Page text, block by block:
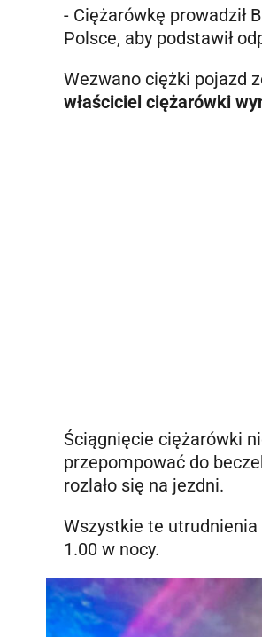
- Ciężarówkę prowadził
Polsce, aby podstawił
Wezwano ciężki pojazd
właściciel ciężarówki
Ściągnięcie ciężarówki
przepompować do
rozlało się na jezdni.
Wszystkie te utrudnienia
1.00 w nocy.